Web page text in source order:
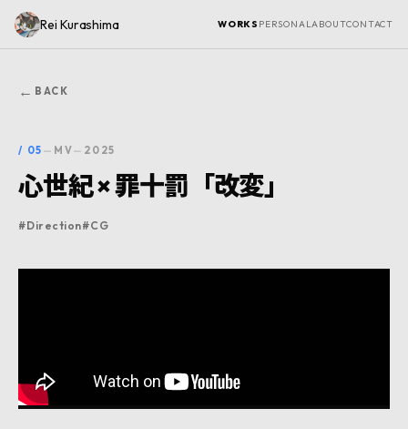
Rei Kurashima WORKS PERSONALABOUTCONTACT
← BACK
/ 05 — MV— 2025
心世紀 × 罪十罰「改変」
#Direction#CG